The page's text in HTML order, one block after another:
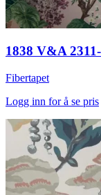
1838 V&A
Fibertapet
Logg inn for å se pris